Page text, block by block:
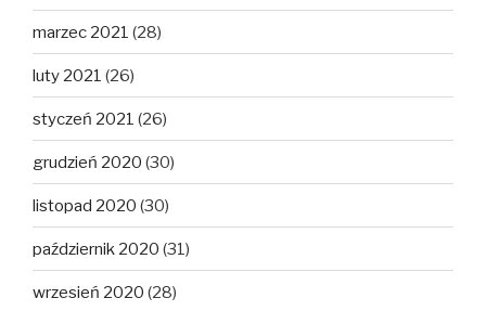
marzec 2021 (28)
luty 2021 (26)
styczeń 2021 (26)
grudzień 2020 (30)
listopad 2020 (30)
październik 2020 (31)
wrzesień 2020 (28)